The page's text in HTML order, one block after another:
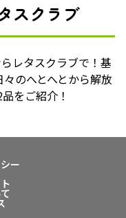
スクラブ
レタスクラブで！基
のへとへとから解放
をご紹介！
ー